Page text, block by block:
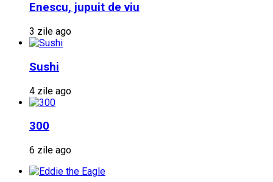
Enescu, jupuit de viu
3 zile ago
Sushi
4 zile ago
300
6 zile ago